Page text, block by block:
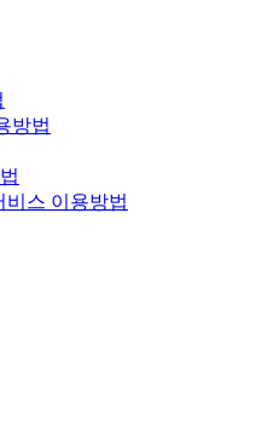
방법
비스 이용방법